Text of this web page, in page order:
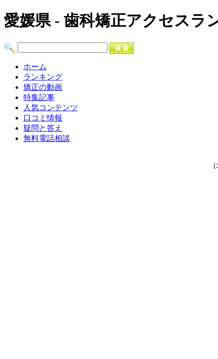
愛媛県 - 歯科矯正アクセスラ
ホーム
ランキング
矯正の動画
特集記事
人気コンテンツ
口コミ情報
疑問と答え
無料電話相談
[